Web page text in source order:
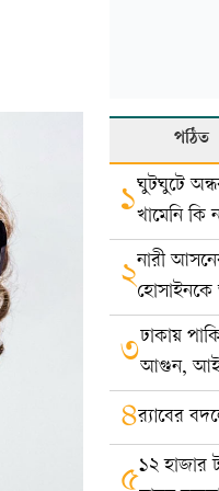
পঠিত
১ঘুটঘুটে
খামেনি কি
২নারী
নোটিশ
৩ঢাকায়
আগুন,
৪র‍্যাবের
৫১২ হাজার